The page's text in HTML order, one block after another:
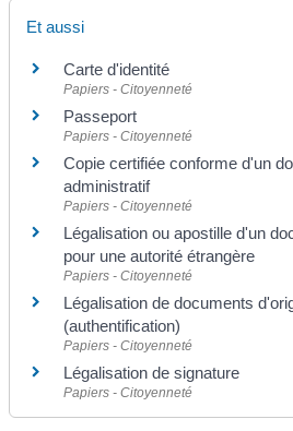
Et aussi
Carte d'identité
Papiers - Citoyenneté
Passeport
Papiers - Citoyenneté
Copie certifiée conforme d'un
administratif
Papiers - Citoyenneté
Légalisation ou apostille d'un
pour une autorité étrangère
Papiers - Citoyenneté
Légalisation de documents
(authentification)
Papiers - Citoyenneté
Légalisation de signature
Papiers - Citoyenneté